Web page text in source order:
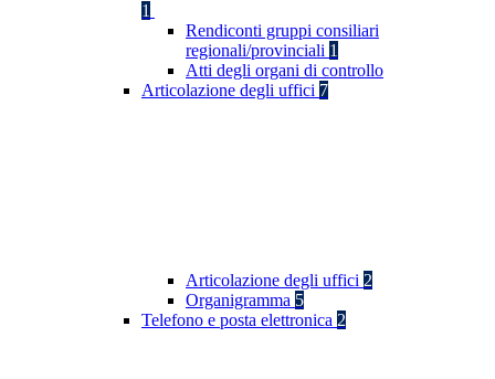
1
Rendiconti gruppi consiliari
regionali/provinciali 1
Atti degli organi di controllo
Articolazione degli uffici 7
Articolazione degli uffici 2
Organigramma 5
Telefono e posta elettronica 2